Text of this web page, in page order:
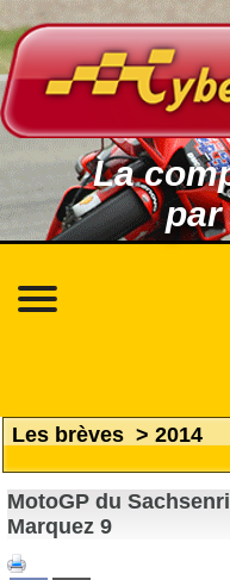
La
par
Les brèves > 2014
MotoGP du
Marquez 9